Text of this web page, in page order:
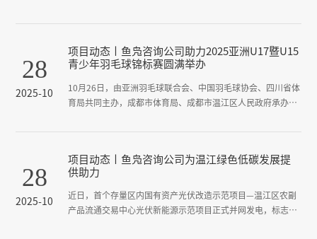
公司副总经理谢涛及数字化创新研究中心相关成员参会。
28
2025-10
项目动态丨鱼凫咨询公司助力2025亚洲U17暨U15
青少年羽毛球锦标赛圆满举办
10月26日，由亚洲羽毛球联合会、中国羽毛球协会、四川省体
育局共同主办，成都市体育局、成都市温江区人民政府承办的
锦标赛被誉为“羽毛球世界冠军的摇篮”，承载着发现锻炼优
秀羽毛球后备力量的重要任务。
28
2025-10
项目动态丨鱼凫咨询公司为温江绿色低碳发展提
供助力
近日，首个存量区内国有资产光伏改造示范项目—温江区农副
产品流通交易中心光伏新能源示范项目正式并网发电，标志着